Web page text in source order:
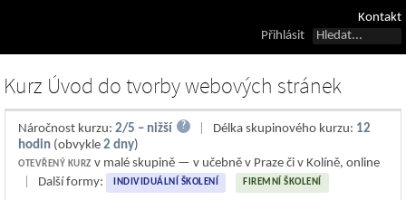
Kontakt
Přihlásit
Kurz Úvod do tvorby webových stránek
Náročnost kurzu: 2/5 – nižší ? Délka skupinového kurzu: 12
hodin (obvykle 2 dny)
OTEVŘENÝ KURZ v malé skupině — v učebně v Praze či v Kolíně, online
Další formy: INDIVIDUÁLNÍ ŠKOLENÍ FIREMNÍ ŠKOLENÍ